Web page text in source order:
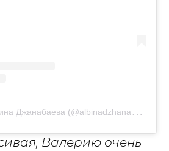
П
убликация от Альбина Джанабаева (@albinadzhanabaeva)
Валерию очень